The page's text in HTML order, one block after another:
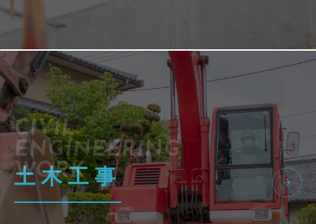
土木工事
CIVIL
ENGINEERING
WORK